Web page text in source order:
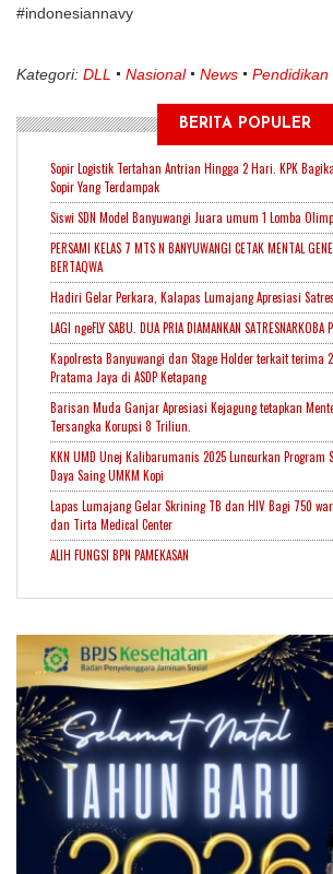
#indonesiannavy
Kategori: DLL Nasional News Pendidikan
BERITA POPULER
Sopir Logistik Tertahan Antrian Hingga 2 Hari. KPK
Sopir Yang Terdampak
Siswi SDN Model Banyuwangi Juara umum 1 Lomba
PERSAMI KELAS 7 MTS N BANYUWANGI CETAK MENTAL
BERTAQWA
Hadiri Gelar Perkara, Kalapas Lumajang Apresiasi
LAGI ngeFLY SABU. DUA PRIA DIAMANKAN SATRESNARKOBA
Kapolresta Banyuwangi dan Stage Holder terkait terima
Pratama Jaya di ASDP Ketapang
Barisan Muda Ganjar Apresiasi Kejagung tetapkan
Tersangka Korupsi 8 Triliun.
KKN UMD Unej Kalibarumanis 2025 Luncurkan Program
Daya Saing UMKM Kopi
Lapas Lumajang Gelar Skrining TB dan HIV Bagi 750
dan Tirta Medical Center
ALIH FUNGSI BPN PAMEKASAN